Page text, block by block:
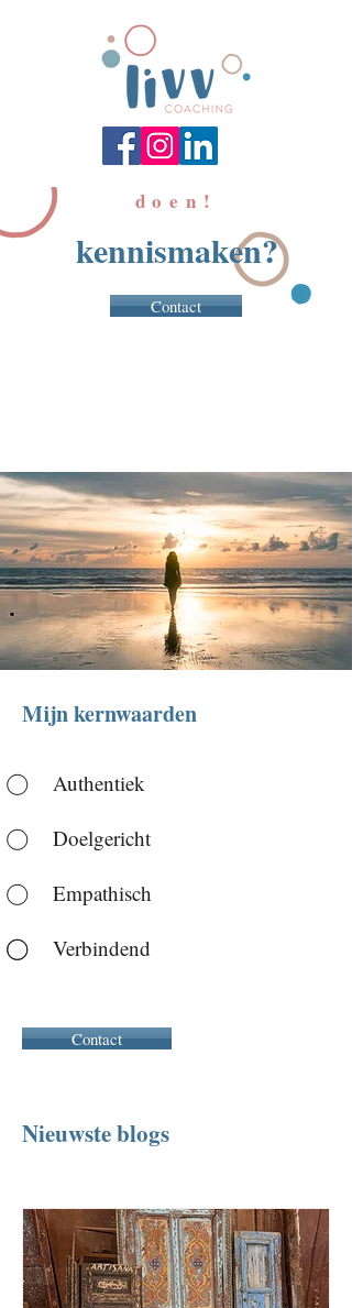
Laten we het samen
doen!
kennismaken?
Contact
Mijn kernwaarden
⃝ Authentiek
⃝ Doelgericht
⃝ Empathisch
⃝⃝ Verbindend
Contact
Nieuwste blogs